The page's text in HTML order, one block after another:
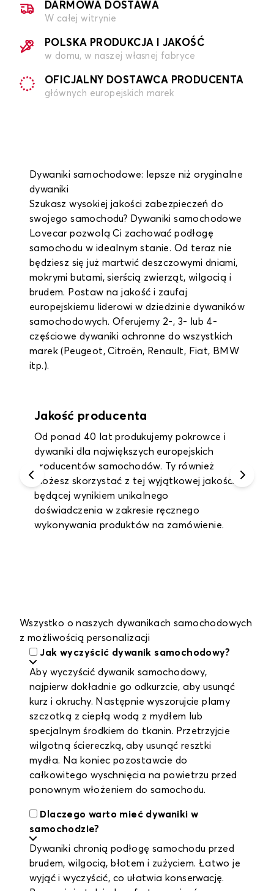
DARMOWA DOSTAWA
W całej witrynie
POLSKA PRODUKCJA I JAKOŚĆ
w domu, w naszej własnej fabryce
OFICJALNY DOSTAWCA PRODUCENTA
głównych europejskich marek
Dywaniki samochodowe: lepsze niż oryginalne
dywaniki
Szukasz wysokiej jakości zabezpieczeń do
swojego samochodu? Dywaniki samochodowe
Lovecar pozwolą Ci zachować podłogę
samochodu w idealnym stanie. Od teraz nie
będziesz się już martwić deszczowymi dniami,
mokrymi butami, sierścią zwierząt, wilgocią i
brudem. Postaw na jakość i zaufaj
europejskiemu liderowi w dziedzinie dywaników
samochodowych. Oferujemy 2-, 3- lub 4-
częściowe dywaniki ochronne do wszystkich
marek (Peugeot, Citroën, Renault, Fiat, BMW
itp.).
Gwarancja do 2 lat
Korzystaj z rocznej gwarancji na wszystkie
dywaniki wewnętrzne i dywaniki bagażnika
oraz nawet 2-letniej gwarancji na pokrowce
na siedzenia.
Wszystko o naszych dywanikach samochodowych
z możliwością personalizacji
Jak wyczyścić dywanik samochodowy?
Aby wyczyścić dywanik samochodowy,
najpierw dokładnie go odkurzcie, aby usunąć
kurz i okruchy. Następnie wyszorujcie plamy
szczotką z ciepłą wodą z mydłem lub
specjalnym środkiem do tkanin. Przetrzyjcie
wilgotną ściereczką, aby usunąć resztki
mydła. Na koniec pozostawcie do
całkowitego wyschnięcia na powietrzu przed
ponownym włożeniem do samochodu.
Dlaczego warto mieć dywaniki w
samochodzie?
Dywaniki chronią podłogę samochodu przed
brudem, wilgocią, błotem i zużyciem. Łatwo je
wyjąć i wyczyścić, co ułatwia konserwację.